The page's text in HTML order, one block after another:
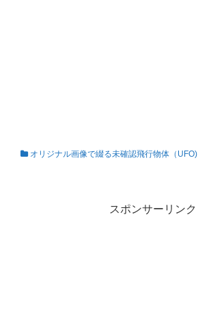
オリジナル画像で綴る未確認飛行物体（UFO)
スポンサーリンク